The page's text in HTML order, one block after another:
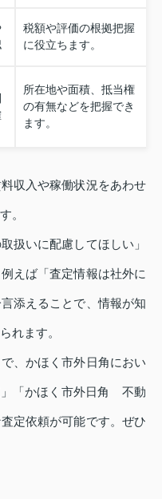
税額や評価の根拠把握
に役立ちます。
所在地や面積、抵当権
の有無などを把握でき
ます。
収入や稼働状況をあわせ
。
扱いに配慮してほしい」
えば「査定情報は社外に
添えることで、情報が知
れます。
、かほく市外日角におい
「かほく市外日角 不動
定依頼が可能です。ぜひ